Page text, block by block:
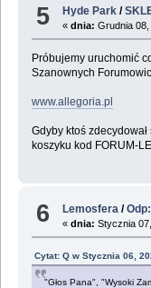
5 Hyde Park /
«dnia: Grudnia
Próbujemy uruchomić
Szanownych
www.allegoria.pl
Gdyby ktoś
koszyku kod FORUM-
6 Lemosfera /
«dnia: Stycznia
Cytat: Q w Stycznia 06,
"Głos Pana", "Wysoki